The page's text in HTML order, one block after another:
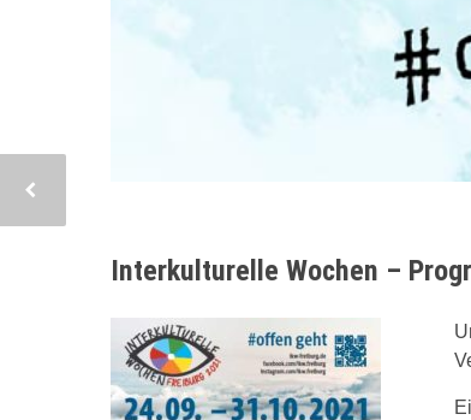
Interkulturelle Wochen –